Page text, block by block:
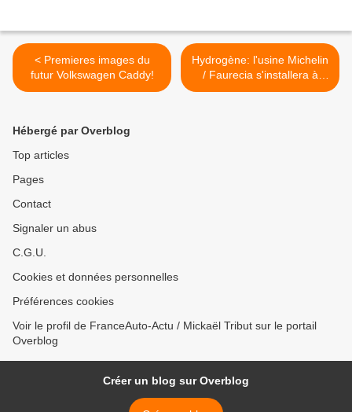
< Premieres images du
futur Volkswagen Caddy!
Hydrogène: l'usine Michelin
/ Faurecia s'installera à
Lyon! >
Hébergé par Overblog
Top articles
Pages
Contact
Signaler un abus
C.G.U.
Cookies et données personnelles
Préférences cookies
Voir le profil de FranceAuto-Actu / Mickaël Tribut sur le portail
Overblog
Créer un blog sur Overblog